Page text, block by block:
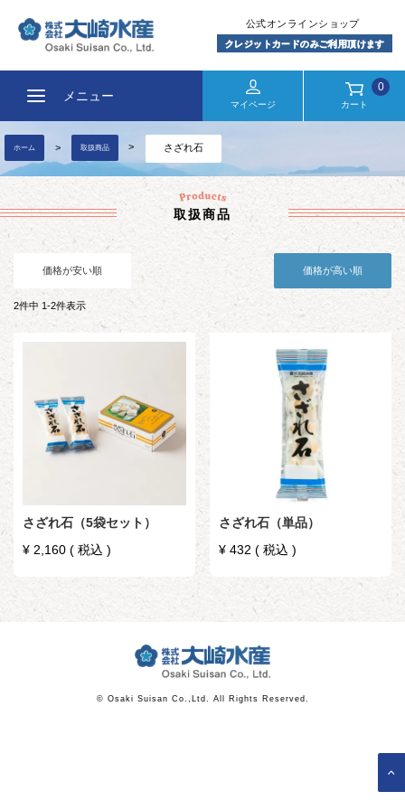
メニュー
マイページ カート
0
ホーム 取扱商品 さざれ石
取扱商品
価格が安い順 価格が高い順
2件中 1 -2件表示
さざれ石（5袋セット）
¥ 2,160 税込
さざれ石（単品）
¥ 432 税込
© Osaki Suisan Co.,Ltd. All Rights Reserved.